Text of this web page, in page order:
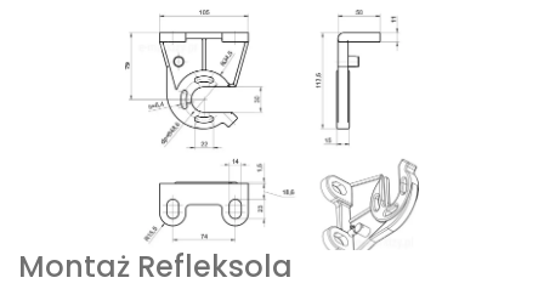
Montaż Refleksola